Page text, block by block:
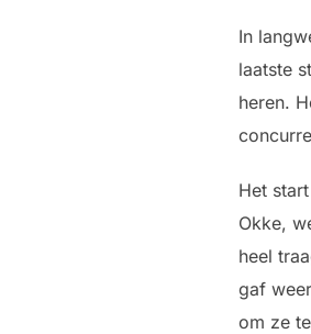
In
laatste
heren.
Het
Okke,
heel
gaf
om ze